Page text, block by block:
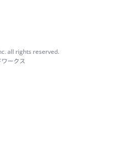
all rights reserved.
ークス